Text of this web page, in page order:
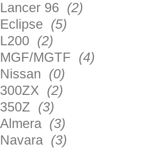
Lancer 96 (2)
Eclipse (5)
L200 (2)
MGF/MGTF (4)
Nissan (0)
300ZX (2)
350Z (3)
Almera (3)
Navara (3)